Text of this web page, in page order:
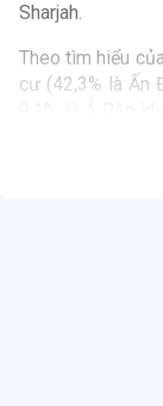
Sharjah.
Theo tìm hiểu
cư (42,3% là Ấn
Tôn giáo ở đây